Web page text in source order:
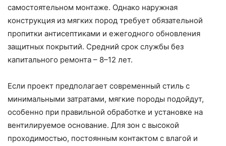
самостоятельном монтаже. Однако наружная
конструкция из мягких пород требует обязательной
пропитки антисептиками и ежегодного обновления
защитных покрытий. Средний срок службы без
капитального ремонта – 8–12 лет.
Если проект предполагает современный стиль с
минимальными затратами, мягкие породы подойдут,
особенно при правильной обработке и установке на
вентилируемое основание. Для зон с высокой
проходимостью, постоянным контактом с влагой и